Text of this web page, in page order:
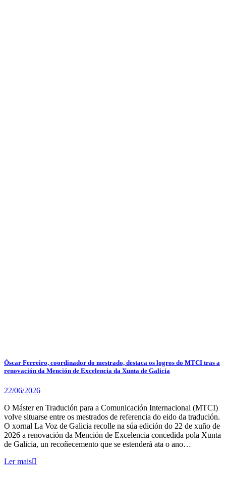
Óscar Ferreiro, coordinador do mestrado, destaca os logros do MTCI tras a
renovación da Mención de Excelencia da Xunta de Galicia
22/06/2026
O Máster en Tradución para a Comunicación Internacional (MTCI)
volve situarse entre os mestrados de referencia do eido da tradución.
O xornal La Voz de Galicia recolle na súa edición do 22 de xuño de
2026 a renovación da Mención de Excelencia concedida pola Xunta
de Galicia, un recoñecemento que se estenderá ata o ano…
Ler mais